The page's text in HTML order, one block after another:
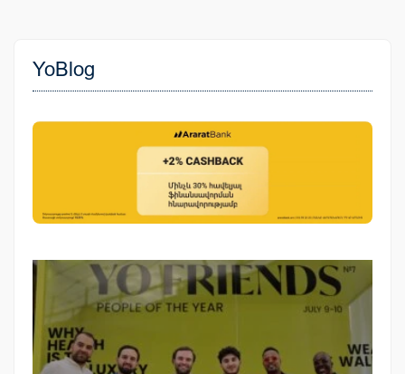
YoBlog